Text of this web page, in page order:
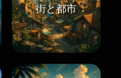
街と都市